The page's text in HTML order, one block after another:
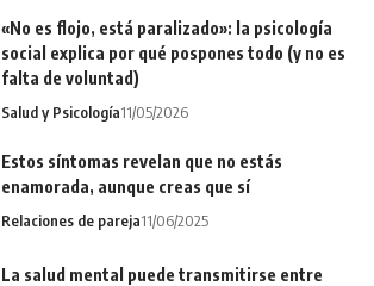
«No es flojo, está paralizado»: la psicología
social explica por qué pospones todo (y no es
falta de voluntad)
Salud y Psicología11/05/2026
Estos síntomas revelan que no estás
enamorada, aunque creas que sí
Relaciones de pareja11/06/2025
La salud mental puede transmitirse entre